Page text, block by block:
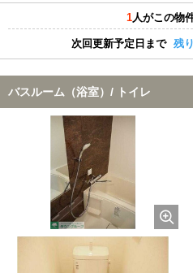
1人がこの物
次回更新予定日まで 残
バスルーム（浴室）/ トイレ